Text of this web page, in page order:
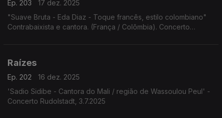
Ep. 203
17 dez. 2025
"Suave Bruta - Eda Diaz - Toque francês, estilo colombiano"
Contrabaixista e cantora. (França / Colômbia). Concerto
Raízes
Ep. 202
16 dez. 2025
'Sadio Sidibe - Cantora do Mali / região de Wassoulou Peul' -
Concerto Rudolstadt, 3.7.2025